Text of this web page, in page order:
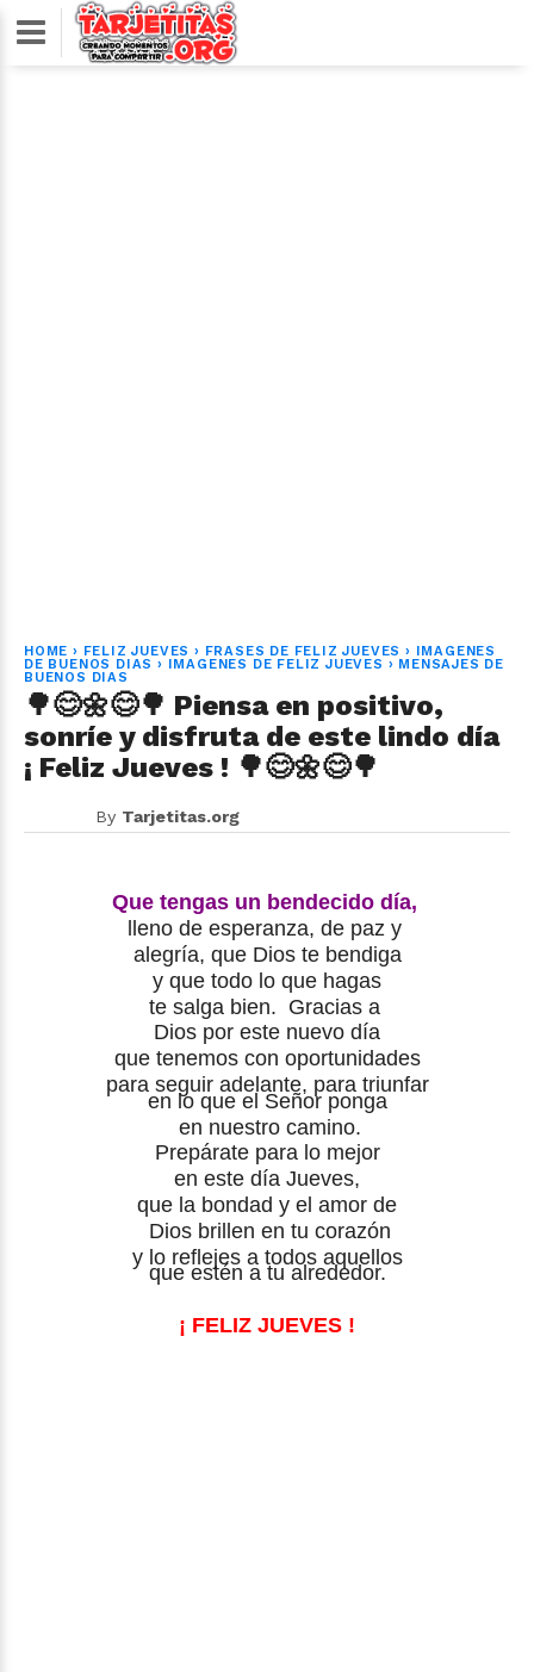
HOME › FELIZ JUEVES › FRASES DE FELIZ JUEVES ›
IMAGENES
DE BUENOS DIAS › IMAGENES DE FELIZ JUEVES › MENSAJES DE
BUENOS DIAS
🌳😊🌼😊🌳 Piensa en positivo,
sonríe y disfruta de este lindo día
¡ Feliz Jueves ! 🌳😊🌼😊🌳
By Tarjetitas.org
Que tengas un bendecido día,
lleno de esperanza, de paz y
alegría, que Dios te bendiga
y que todo lo que hagas
te salga bien. Gracias a
Dios por este nuevo día
que tenemos con oportunidades
para seguir adelante, para triunfar
en lo que el Señor ponga
en nuestro camino.
Prepárate para lo mejor
en este día Jueves,
que la bondad y el amor de
Dios brillen en tu corazón
y lo reflejes a todos aquellos
que estén a tu alrededor.
¡ FELIZ JUEVES !